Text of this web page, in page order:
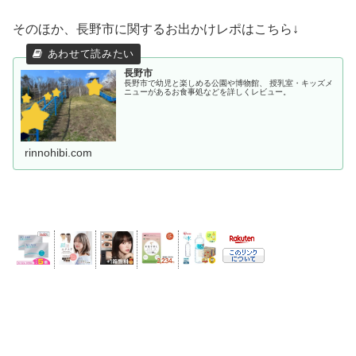
そのほか、長野市に関するお出かけレポはこちら↓
長野市
長野市で幼児と楽しめる公園や博物館、 授乳室・キッズメ
ニューがあるお食事処などを詳しくレビュー。
rinnohibi.com